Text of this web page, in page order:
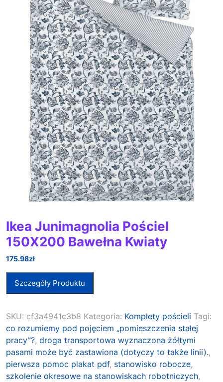
Ikea Junimagnolia Pościel
150X200 Bawełna Kwiaty
175.98zł
Szczegóły Produktu
SKU: cf3a4941c3b8 Kategoria: Komplety pościeli Tagi:
co rozumiemy pod pojęciem „pomieszczenia stałej
pracy”?, droga transportowa wyznaczona żółtymi
pasami może być zastawiona (dotyczy to także linii).,
pierwsza pomoc plakat pdf, stanowisko robocze,
szkolenie okresowe na stanowiskach robotniczych,